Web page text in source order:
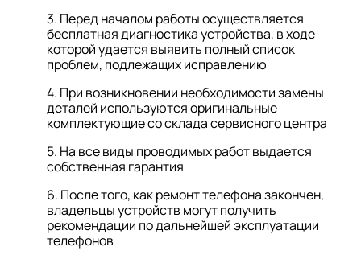
3. Перед началом работы осуществляется
бесплатная диагностика устройства, в ходе
которой удается выявить полный список
проблем, подлежащих исправлению
4. При возникновении необходимости замены
деталей используются оригинальные
комплектующие со склада сервисного центра
5. На все виды проводимых работ выдается
собственная гарантия
6. После того, как ремонт телефона закончен,
владельцы устройств могут получить
рекомендации по дальнейшей эксплуатации
телефонов